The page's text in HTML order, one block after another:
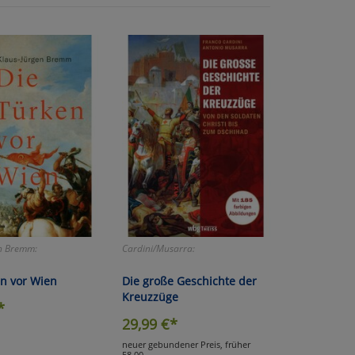
Bremm:
vor Wien
Cardini/Musarra:
Die große Geschichte der
Kreuzzüge
29,99€*
neuer gebundener Preis, früher